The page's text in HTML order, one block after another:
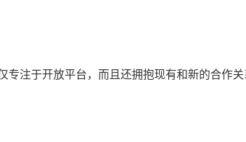
注于开放平台，而且还拥抱现有和新的合作关